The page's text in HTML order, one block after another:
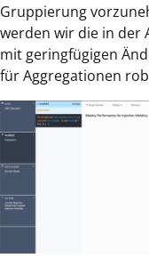
Gruppierung
werden wir die in der
mit geringfügigen
für Aggregationen